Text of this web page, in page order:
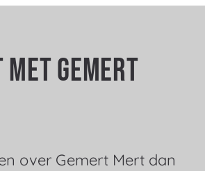
Gemert
over Gemert Mert dan